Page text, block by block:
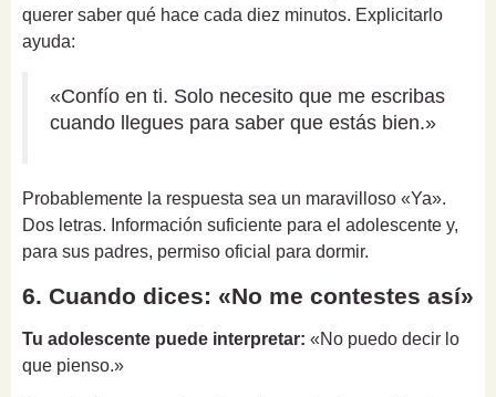
querer saber qué hace cada diez minutos. Explicitarlo
ayuda:
«Confío en ti. Solo necesito que me escribas
cuando llegues para saber que estás bien.»
Probablemente la respuesta sea un maravilloso «Ya».
Dos letras. Información suficiente para el adolescente y,
para sus padres, permiso oficial para dormir.
6. Cuando dices: «No me contestes así»
Tu adolescente puede interpretar: «No puedo decir lo
que pienso.»